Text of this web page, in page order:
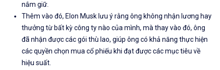
nắm giữ.
Thêm vào đó, Elon Musk lưu ý rằng ông không nhận lương hay
thưởng từ bất kỳ công ty nào của mình, mà thay vào đó, ông
đã nhận được các gói thù lao, giúp ông có khả năng thực hiện
các quyền chọn mua cổ phiếu khi đạt được các mục tiêu về
hiệu suất.